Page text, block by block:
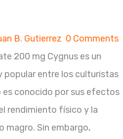
B. Gutierrez 0 Comments
200 mg Cygnus es un
popular entre los culturistas
conocido por sus efectos
rendimiento físico y la
magro. Sin embargo,